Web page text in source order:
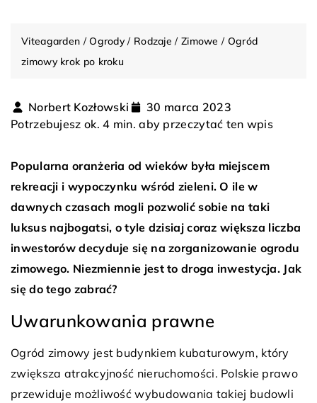
Viteagarden /Ogrody/ Rodzaje / Zimowe / Ogród
zimowy krok po kroku
Norbert Kozłowski
30 marca 2023
Potrzebujesz ok. 4 min. aby przeczytać ten wpis
Popularna oranżeria od wieków była miejscem
rekreacji i wypoczynku wśród zieleni. O ile w
dawnych czasach mogli pozwolić sobie na taki
luksus najbogatsi, o tyle dzisiaj coraz większa liczba
inwestorów decyduje się na zorganizowanie ogrodu
zimowego. Niezmiennie jest to droga inwestycja. Jak
się do tego zabrać?
Uwarunkowania prawne
Ogród zimowy jest budynkiem kubaturowym, który
zwiększa atrakcyjność nieruchomości. Polskie prawo
przewiduje możliwość wybudowania takiej budowli